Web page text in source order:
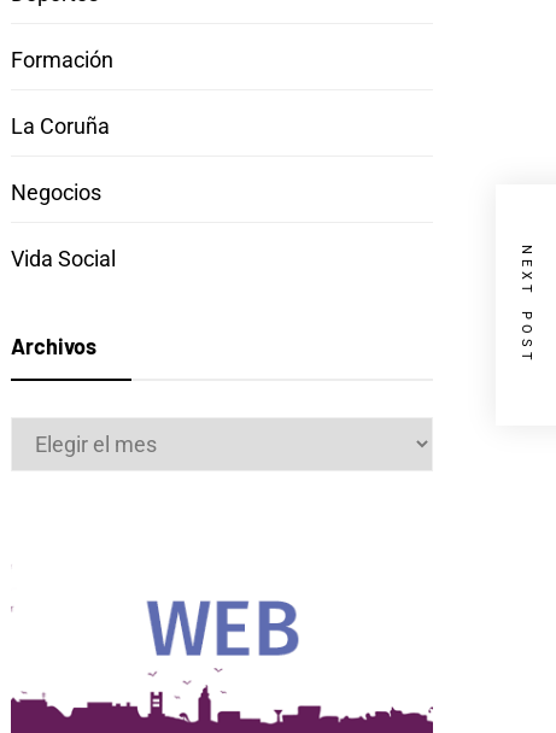
NEXT POST
Formación
La Coruña
Negocios
Vida Social
Archivos
Archivos